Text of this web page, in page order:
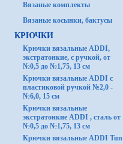
Вязаные комплекты
Вязаные косынки, бактусы
КРЮЧКИ
Крючки вязальные ADDI,
экстратонкие, с ручкой, от
№0,5 до №1,75, 13 см
Крючки вязальные ADDI с
пластиковой ручкой №2,0 -
№6,0, 15 см
Крючки вязальные
экстратонкие ADDI , сталь от
№0,5 до №1,75, 13 см
Крючки вязальные ADDI Tun